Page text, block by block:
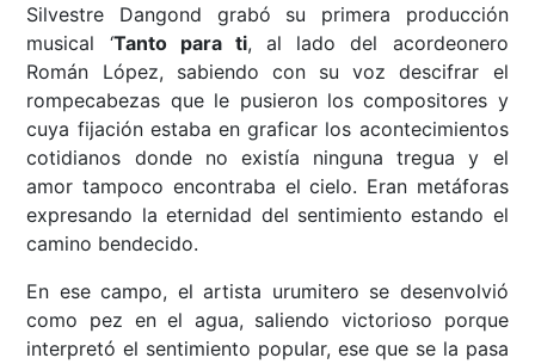
Silvestre Dangond grabó su primera producción
musical ‘Tanto para ti, al lado del acordeonero
Román López, sabiendo con su voz descifrar el
rompecabezas que le pusieron los compositores y
cuya fijación estaba en graficar los acontecimientos
cotidianos donde no existía ninguna tregua y el
amor tampoco encontraba el cielo. Eran metáforas
expresando la eternidad del sentimiento estando el
camino bendecido.
En ese campo, el artista urumitero se desenvolvió
como pez en el agua, saliendo victorioso porque
interpretó el sentimiento popular, ese que se la pasa